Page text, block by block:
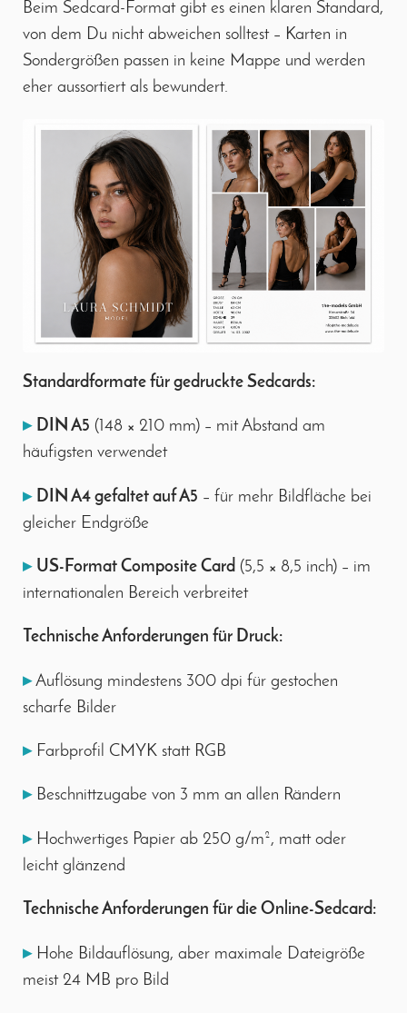
Beim Sedcard-Format gibt es einen klaren Standard,
von dem Du nicht abweichen solltest – Karten in
Sondergrößen passen in keine Mappe und werden
eher aussortiert als bewundert.
Standardformate für gedruckte Sedcards:
▸ DIN A5 (148 × 210 mm) – mit Abstand am
häufigsten verwendet
▸ DIN A4 gefaltet auf A5 – für mehr Bildfläche bei
gleicher Endgröße
▸ US-Format Composite Card (5,5 × 8,5 inch) – im
internationalen Bereich verbreitet
Technische Anforderungen für Druck:
▸Auflösung mindestens 300 dpi für gestochen
scharfe Bilder
▸Farbprofil CMYK statt RGB
▸Beschnittzugabe von 3 mm an allen Rändern
▸Hochwertiges Papier ab 250 g/m², matt oder
leicht glänzend
Technische Anforderungen für die Online-Sedcard:
▸Hohe Bildauflösung, aber maximale Dateigröße
meist 24 MB pro Bild